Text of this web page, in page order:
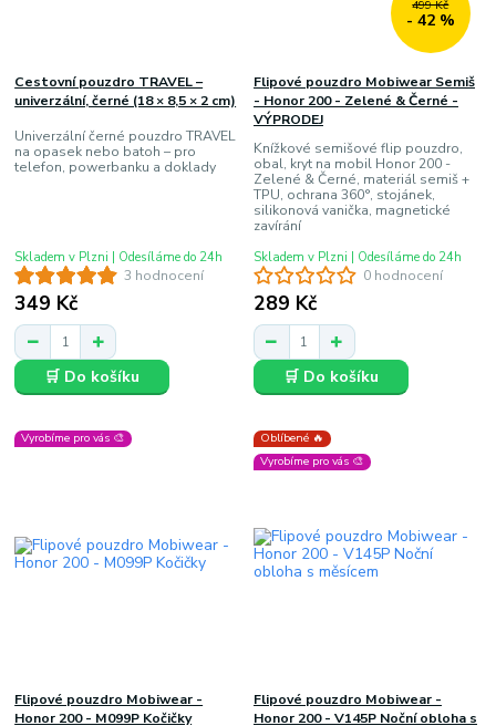
3 hodnocení
Cestovní pouzdro TRAVEL –
univerzální, černé (18 × 8,5 × 2 cm)
Univerzální černé pouzdro TRAVEL
na opasek nebo batoh – pro
telefon, powerbanku a doklady
349 Kč
Skladem v Plzni | Odesíláme do 24h
🛒 Do košíku
499 Kč
- 42 %
0 hodnocení
Flipové pouzdro Mobiwear Semiš
- Honor 200 - Zelené & Černé -
VÝPRODEJ
Knížkové semišové flip pouzdro,
obal, kryt na mobil Honor 200 -
Zelené & Černé, materiál semiš +
TPU, ochrana 360°, stojánek,
silikonová vanička, magnetické
zavírání
289 Kč
Skladem v Plzni | Odesíláme do 24h
🛒 Do košíku
Vyrobíme pro vás 🎨
Flipové pouzdro Mobiwear -
Honor 200 - M099P Kočičky
Oblíbené 🔥
Vyrobíme pro vás 🎨
Flipové pouzdro Mobiwear -
Honor 200 - V145P Noční obloha s